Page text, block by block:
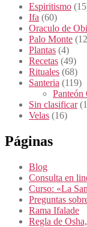
Espiritismo
Ifa (60)
Oraculo de Obi
Palo Monte
Plantas (4)
Recetas (49)
Rituales (68)
Santeria (119)
Panteón
Sin clasificar
Velas (16)
Páginas
Blog
Consulta en
Curso: «La
Preguntas
Rama Ifalade
Regla de